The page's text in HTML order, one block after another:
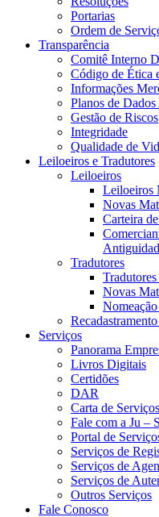
Portarias
Ordem de
Transparência
Comitê Interno
Código de Ética
Informações
Planos de
Gestão de Riscos
Integridade
Qualidade de
Leiloeiros e Tradutores
Leiloeiros
Leiloeiros
Novas
Carteira
Tradutores
Novas
Serviços
Panorama
Livros Digitais
Certidões
DAR
Carta de Serviços
Fale com a Ju –
Portal de
Serviços de
Serviços de
Serviços de
Outros Serviços
Fale Conosco